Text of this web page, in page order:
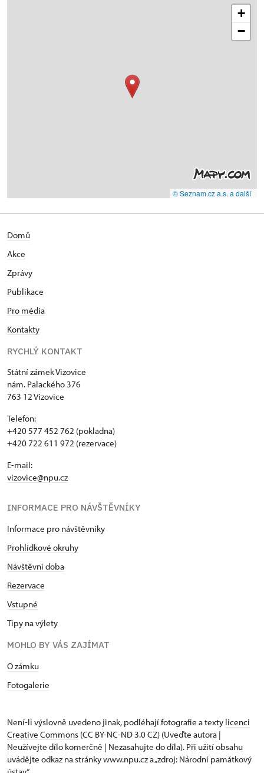
+
−
© Seznam.cz a.s. a další
Domů
Akce
Zprávy
Publikace
Pro média
Kontakty
RYCHLÝ KONTAKT
Státní zámek Vizovice
nám. Palackého 376
763 12 Vizovice
Telefon:
+420 577 452 762 (pokladna)
+420 722 611 972 (rezervace)
E-mail:
vizovice@npu.cz
INFORMACE PRO NÁVŠTĚVNÍKY
Informace pro návštěvníky
Prohlídkové okruhy
Návštěvní doba
Rezervace
Vstupné
Tipy na výlety
MOHLO BY VÁS ZAJÍMAT
O zámku
Fotogalerie
Není-li výslovně uvedeno jinak, podléhají fotografie a texty licenci
Creative Commons (CC BY-NC-ND 3.0 CZ) (Uveďte autora |
Neužívejte dílo komerčně | Nezasahujte do díla). Při užití obsahu
uvádějte odkaz na stránky www.npu.cz a „zdroj: Národní památkový